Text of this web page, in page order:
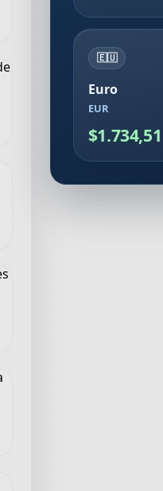
🇪🇺
Euro
EUR
$1.734,51